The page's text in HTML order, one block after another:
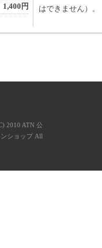
1,400円
はできません）。
2010 ATN 公
ショップ All